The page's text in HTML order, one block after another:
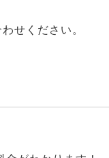
せください。